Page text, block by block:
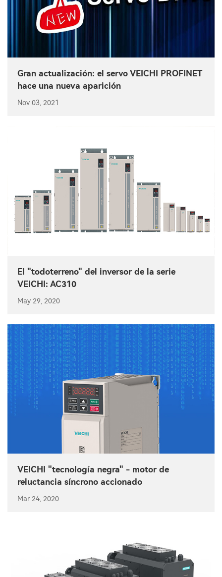
Gran actualización: el servo VEICHI PROFINET
hace una nueva aparición
Nov 03, 2021
El "todoterreno" del inversor de la serie
VEICHI: AC310
May 29, 2020
VEICHI "tecnología negra" - motor de
reluctancia síncrono accionado
Mar 24, 2020